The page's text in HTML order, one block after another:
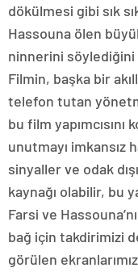
dökülmesi gibi sık
Hassouna ölen
ninnerini söylediğini
Filmin, başka bir
telefon tutan
bu film
unutmayı imkansız
sinyaller ve odak
kaynağı olabilir, bu
Farsi ve
bağ için takdirimizi
görülen